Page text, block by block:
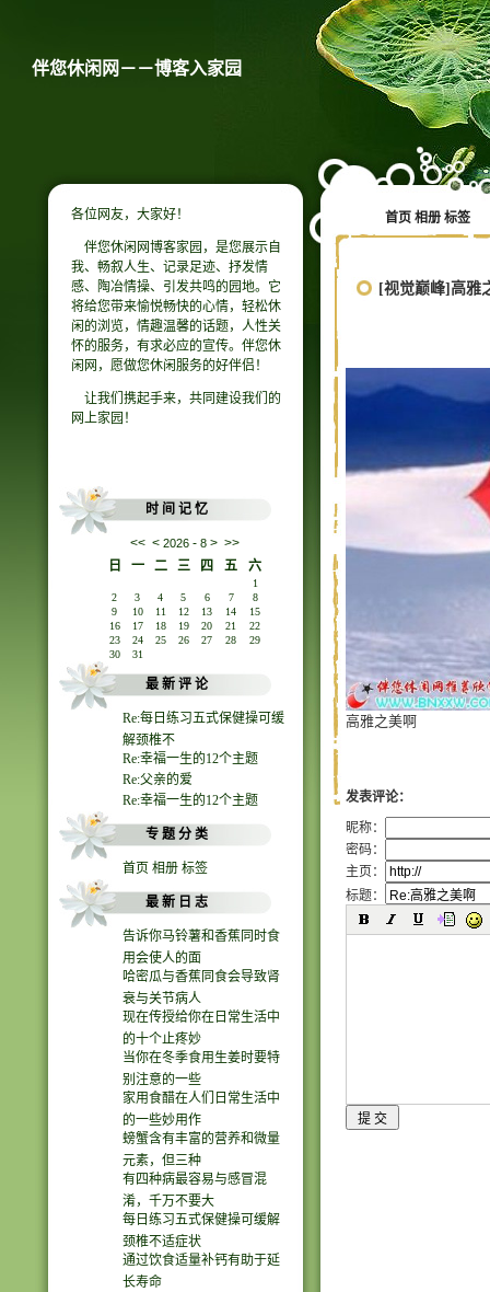
伴您休闲网－－博客入家园
各位网友，大家好！
伴您休闲网博客家园，是您展示自
我、畅叙人生、记录足迹、抒发情
感、陶冶情操、引发共鸣的园地。它
将给您带来愉悦畅快的心情，轻松休
闲的浏览，情趣温馨的话题，人性关
怀的服务，有求必应的宣传。伴您休
闲网，愿做您休闲服务的好伴侣！
让我们携起手来，共同建设我们的
网上家园！
时 间 记 忆
<< < 2026 -8> >>
日
一 二 三 四 五 六
1
2
3 4 5 6 7
8
9
10 11 12 13 14
15
16
17 18 19 20 21
22
23
24 25 26 27 28
29
30
31
最 新 评 论
Re:每日练习五式保健操可缓
解颈椎不
Re:幸福一生的12个主题
Re:父亲的爱
Re:幸福一生的12个主题
专 题 分 类
首页 相册 标签
最 新 日 志
告诉你马铃薯和香蕉同时食
用会使人的面
哈密瓜与香蕉同食会导致肾
衰与关节病人
现在传授给你在日常生活中
的十个止疼妙
当你在冬季食用生姜时要特
别注意的一些
家用食醋在人们日常生活中
的一些妙用作
螃蟹含有丰富的营养和微量
元素，但三种
有四种病最容易与感冒混
淆，千万不要大
每日练习五式保健操可缓解
颈椎不适症状
通过饮食适量补钙有助于延
长寿命
首页 相册 标签
[视觉巅峰]高雅
高雅之美啊
发表评论：
昵称：
密码：
主页：
标题：